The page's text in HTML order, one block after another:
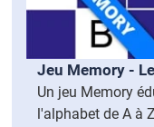
Jeu Memory -
Un jeu Memory
l'alphabet de A à